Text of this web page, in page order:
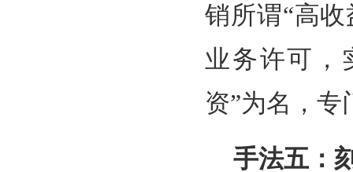
销所谓“高
业务许可，
资”为名，
手法五：